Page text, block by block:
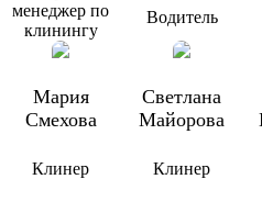
менеджер по
клинингу
Водитель
Мария
Смехова
Клинер
Светлана
Майорова
Клинер